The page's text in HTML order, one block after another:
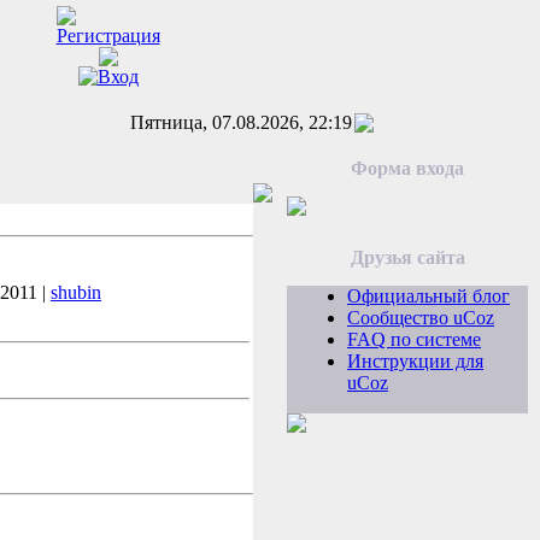
Пятница, 07.08.2026, 22:19
| shubin
Форма входа
Друзья сайта
Официальный блог
Сообщество uCoz
FAQ по системе
Инструкции для
uCoz